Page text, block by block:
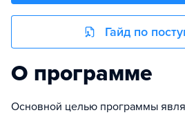
Гайд по
О программе
Основной целью программы